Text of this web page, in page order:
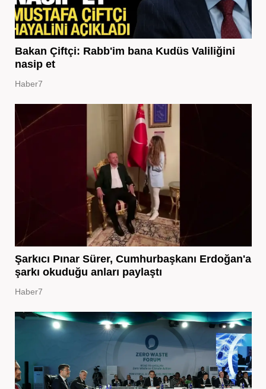
Bakan Çiftçi: Rabb'im bana Kudüs Valiliğini
nasip et
Haber7
Şarkıcı Pınar Sürer, Cumhurbaşkanı Erdoğan'a
şarkı okuduğu anları paylaştı
Haber7